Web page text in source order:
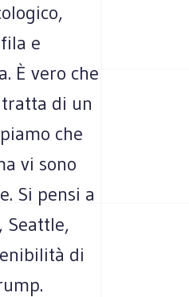
e
È vero che
di un
che
vi sono
Si pensi a
Seattle,
di